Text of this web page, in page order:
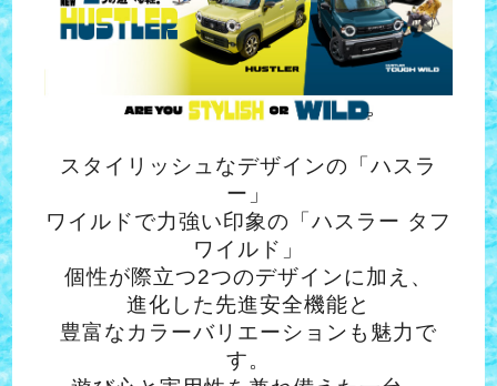
スタイリッシュなデザインの「ハスラ
ー」
ワイルドで力強い印象の「ハスラー タフ
ワイルド」
個性が際立つ2つのデザインに加え、
進化した先進安全機能と
豊富なカラーバリエーションも魅力で
す。